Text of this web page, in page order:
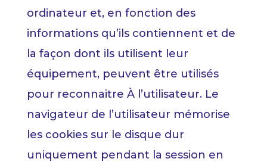
ordinateur et, en fonction des
informations qu’ils contiennent et de
la façon dont ils utilisent leur
équipement, peuvent être utilisés
pour reconnaitre À l’utilisateur. Le
navigateur de l’utilisateur mémorise
les cookies sur le disque dur
uniquement pendant la session en